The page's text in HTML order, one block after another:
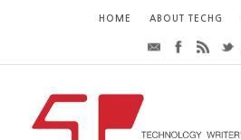
HOME ABOUT TECHG